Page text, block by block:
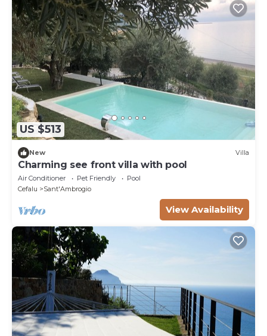
US $513
New Villa
Charming see front villa with pool
Air Conditioner Pet Friendly
Pool
Cefalu
Sant'Ambrogio
View Availability